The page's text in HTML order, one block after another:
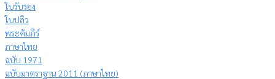
ใบรับรอง
ใบปลิว
พระคัมภีร์
ภาษาไทย
ฉบับ 1971
ฉบับมาตราฐาน 2011 (ภาษาไทย)